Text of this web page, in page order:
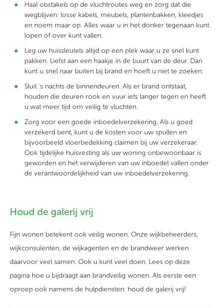
Haal obstakels op de vluchtroutes weg en zorg dat die
wegblijven: losse kabels, meubels, plantenbakken, kleedjes
en noem maar op. Alles waar u in het donker tegenaan kunt
lopen of over kunt vallen.
Leg uw huissleutels altijd op een plek waar u ze snel kunt
pakken. Liefst aan een haakje in de buurt van de deur. Dan
kunt u snel naar buiten bij brand en hoeft u niet te zoeken.
Sluit 's nachts de binnendeuren. Als er brand ontstaat,
houden die deuren rook en vuur iets langer tegen en heeft
u wat meer tijd om veilig te vluchten.
Zorg voor een goede inboedelverzekering. Als u goed
verzekerd bent, kunt u de kosten voor uw spullen en
bijvoorbeeld vloerbedekking claimen bij uw verzekeraar.
Ook tijdelijke huisvesting als uw woning onbewoonbaar is
geworden en het verwijderen van uw inboedel vallen onder
de verantwoordelijkheid van uw inboedelverzekering.
Houd de galerij vrij
Fijn wonen betekent ook veilig wonen. Onze wijkbeheerders,
wijkconsulenten, de wijkagenten en de brandweer werken
daarvoor veel samen. Ook u kunt veel doen. Lees op deze
pagina hoe u bijdraagt aan brandveilig wonen. Als eerste een
oproep ook namens de hulpdiensten: houd de galerij vrij!